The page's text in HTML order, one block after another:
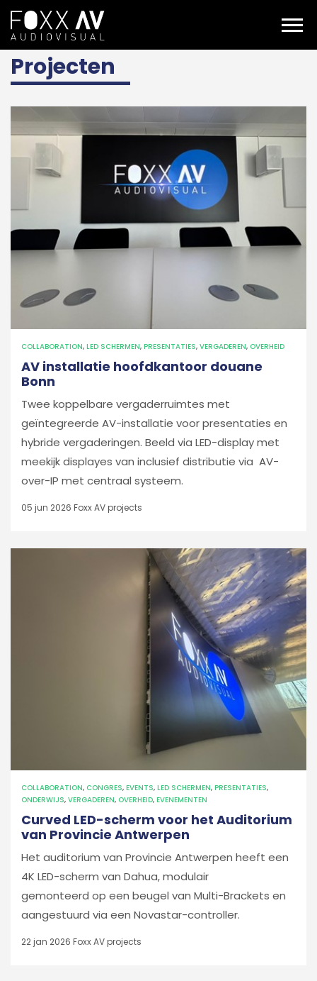
NL Projecten
Projecten
COLLABORATION, LED SCHERMEN, PRESENTATIES, VERGADEREN, OVERHEID
AV installatie hoofdkantoor douane
Bonn
Twee koppelbare vergaderruimtes met
geïntegreerde AV-installatie voor presentaties en
hybride vergaderingen. Beeld via LED-display met
meekijk displayes van inclusief distributie via AV-
over-IP met centraal systeem.
05 jun 2026 Foxx AV projects
COLLABORATION, CONGRES, EVENTS, LED SCHERMEN, PRESENTATIES,
ONDERWIJS, VERGADEREN, OVERHEID, EVENEMENTEN
Curved LED-scherm voor het Auditorium
van Provincie Antwerpen
Het auditorium van Provincie Antwerpen heeft een
4K LED-scherm van Dahua, modulair
gemonteerd op een beugel van Multi-Brackets en
aangestuurd via een Novastar-controller.
22 jan 2026 Foxx AV projects